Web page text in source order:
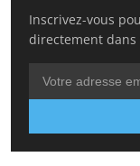
Inscrivez-vous
directement